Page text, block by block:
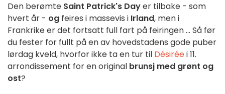
Den berømte Saint Patrick's Dayer tilbake - som
hvert år - og feires i massevis i Irland, men i
Frankrike er det fortsatt full fart på feiringen ... Så før
du fester for fullt på en av hovedstadens gode puber
lørdag kveld, hvorfor ikke ta en tur til Désiréei 11.
arrondissement for en original brunsj med grønt og
ost?